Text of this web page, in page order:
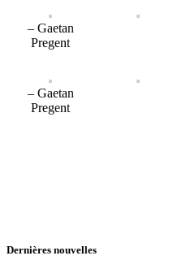
– Gaetan
Pregent
– Gaetan
Pregent
Dernières nouvelles